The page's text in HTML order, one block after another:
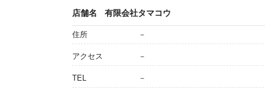
店舗名 有限会社タマコウ
住所 －
アクセス －
TEL －